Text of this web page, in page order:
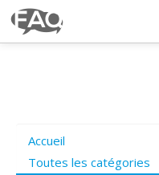
Poser une question
Accueil
Toutes les catégories